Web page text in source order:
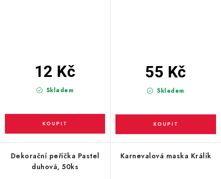
Skladem
12 Kč
Skladem
55 Kč
Dekorační peříčka Pastel
duhová, 50ks
Karnevalová maska Králík